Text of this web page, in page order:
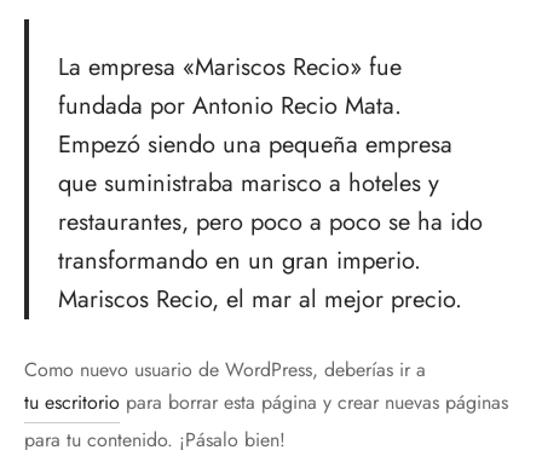
La empresa «Mariscos Recio» fue
fundada por Antonio Recio Mata.
Empezó siendo una pequeña empresa
que suministraba marisco a hoteles y
restaurantes, pero poco a poco se ha ido
transformando en un gran imperio.
Mariscos Recio, el mar al mejor precio.
Como nuevo usuario de WordPress, deberías ir a
tu escritorio para borrar esta página y crear nuevas páginas
para tu contenido. ¡Pásalo bien!
De Baño